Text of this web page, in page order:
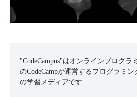
"CodeCampus"はオンラインプログラ
のCodeCampが運営するプログラミ
の学習メディアです